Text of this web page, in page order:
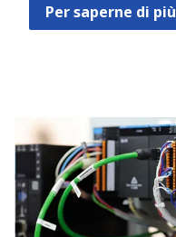
Per saperne di più